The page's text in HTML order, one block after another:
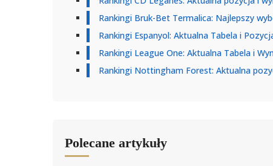
Rankingi Bruk-Bet Termalica: Najlepszy
Rankingi Espanyol: Aktualna Tabela i
Rankingi League One: Aktualna Tabela i
Rankingi Nottingham Forest: Aktualna
Polecane artykuły